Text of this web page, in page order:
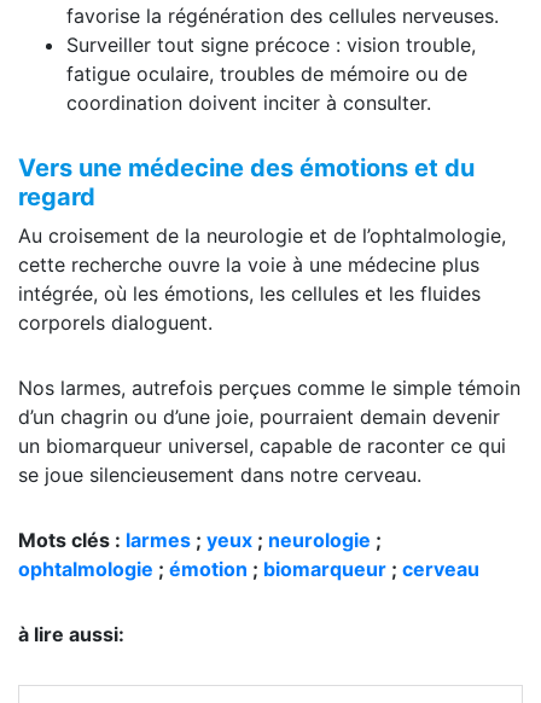
favorise la régénération des cellules nerveuses.
Surveiller tout signe précoce : vision trouble,
fatigue oculaire, troubles de mémoire ou de
coordination doivent inciter à consulter.
Vers une médecine des émotions et du
regard
Au croisement de la neurologie et de l’ophtalmologie,
cette recherche ouvre la voie à une médecine plus
intégrée, où les émotions, les cellules et les fluides
corporels dialoguent.
Nos larmes, autrefois perçues comme le simple témoin
d’un chagrin ou d’une joie, pourraient demain devenir
un biomarqueur universel, capable de raconter ce qui
se joue silencieusement dans notre cerveau.
Mots clés : larmes ; yeux ; neurologie ;
ophtalmologie ; émotion ; biomarqueur ; cerveau
à lire aussi: